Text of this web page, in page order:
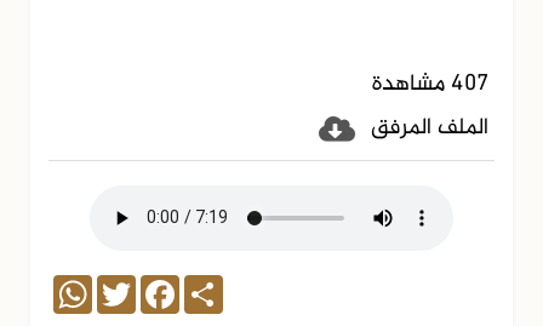
407 مشاهدة
الملف المرفق
Share
Facebook
Twitter
WhatsApp